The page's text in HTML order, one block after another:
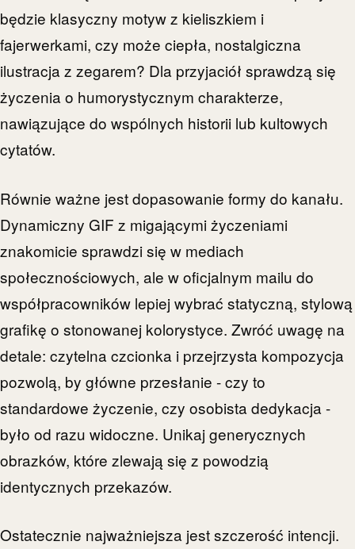
będzie klasyczny motyw z kieliszkiem i
fajerwerkami, czy może ciepła, nostalgiczna
ilustracja z zegarem? Dla przyjaciół sprawdzą się
życzenia o humorystycznym charakterze,
nawiązujące do wspólnych historii lub kultowych
cytatów.
Równie ważne jest dopasowanie formy do kanału.
Dynamiczny GIF z migającymi życzeniami
znakomicie sprawdzi się w mediach
społecznościowych, ale w oficjalnym mailu do
współpracowników lepiej wybrać statyczną, stylową
grafikę o stonowanej kolorystyce. Zwróć uwagę na
detale: czytelna czcionka i przejrzysta kompozycja
pozwolą, by główne przesłanie - czy to
standardowe życzenie, czy osobista dedykacja -
było od razu widoczne. Unikaj generycznych
obrazków, które zlewają się z powodzią
identycznych przekazów.
Ostatecznie najważniejsza jest szczerość intencji.